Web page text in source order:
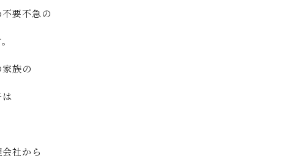
要不急の
族の
社から